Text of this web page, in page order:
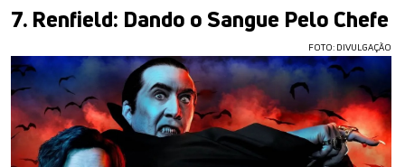
7. Renfield: Dando o Sangue Pelo Chefe
FOTO: DIVULGAÇÃO